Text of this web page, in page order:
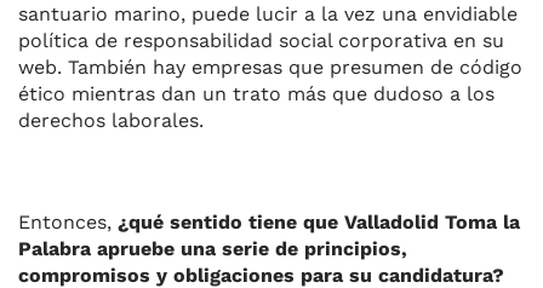
santuario marino, puede lucir a la vez una envidiable
política de responsabilidad social corporativa en su
web. También hay empresas que presumen de código
ético mientras dan un trato más que dudoso a los
derechos laborales.
Entonces, ¿qué sentido tiene que Valladolid Toma la
Palabra apruebe una serie de principios,
compromisos y obligaciones para su candidatura?